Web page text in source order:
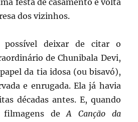
festa de casamento e volta
dos vizinhos.
possível deixar de citar o
de Chunibala Devi,
da tia idosa (ou bisavó),
e enrugada. Ela já havia
décadas antes. E, quando
de A Canção da